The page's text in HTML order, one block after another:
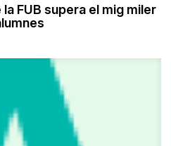
FUB supera el mig miler